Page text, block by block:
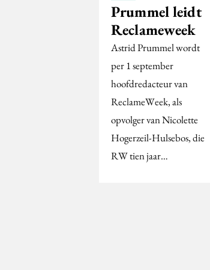
Prummel leidt
Reclameweek
Astrid Prummel wordt
per 1 september
hoofdredacteur van
ReclameWeek, als
opvolger van Nicolette
Hogerzeil-Hulsebos, die
RW tien jaar…